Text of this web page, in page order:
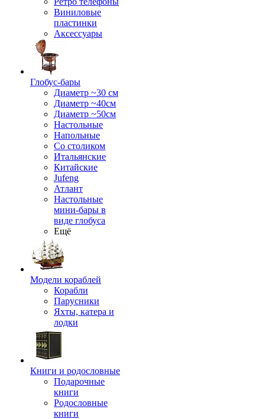
Виниловые
пластинки
Аксессуары
Глобус-бары
Диаметр ~30 см
Диаметр ~40см
Диаметр ~50см
Настольные
Напольные
Со столиком
Итальянские
Китайские
Jufeng
Атлант
Настольные
мини-бары в
виде глобуса
Ещё
Модели кораблей
Корабли
Парусники
Яхты, катера и
лодки
Книги и родословные
Подарочные
книги
Родословные
книги